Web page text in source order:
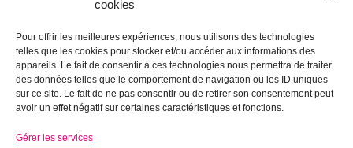
cookies
Pour offrir les meilleures expériences, nous utilisons des technologies
telles que les cookies pour stocker et/ou accéder aux informations des
appareils. Le fait de consentir à ces technologies nous permettra de traiter
des données telles que le comportement de navigation ou les ID uniques
sur ce site. Le fait de ne pas consentir ou de retirer son consentement peut
avoir un effet négatif sur certaines caractéristiques et fonctions.
Gérer les services
BOUTIQUE